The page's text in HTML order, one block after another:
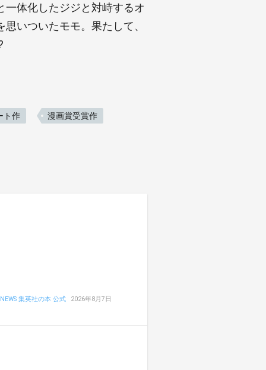
体化したジジと対峙するオ
いついたモモ。果たして、
ト作 漫画賞受賞作
NEWS 集英社の本 公式 2026年8月7日